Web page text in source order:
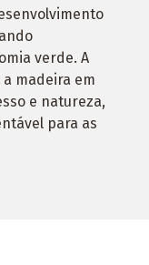
verde. A
madeira em
e natureza,
para as